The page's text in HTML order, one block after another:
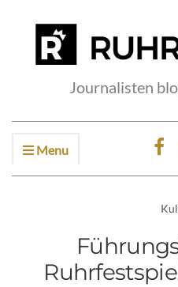
Journalisten
Menu